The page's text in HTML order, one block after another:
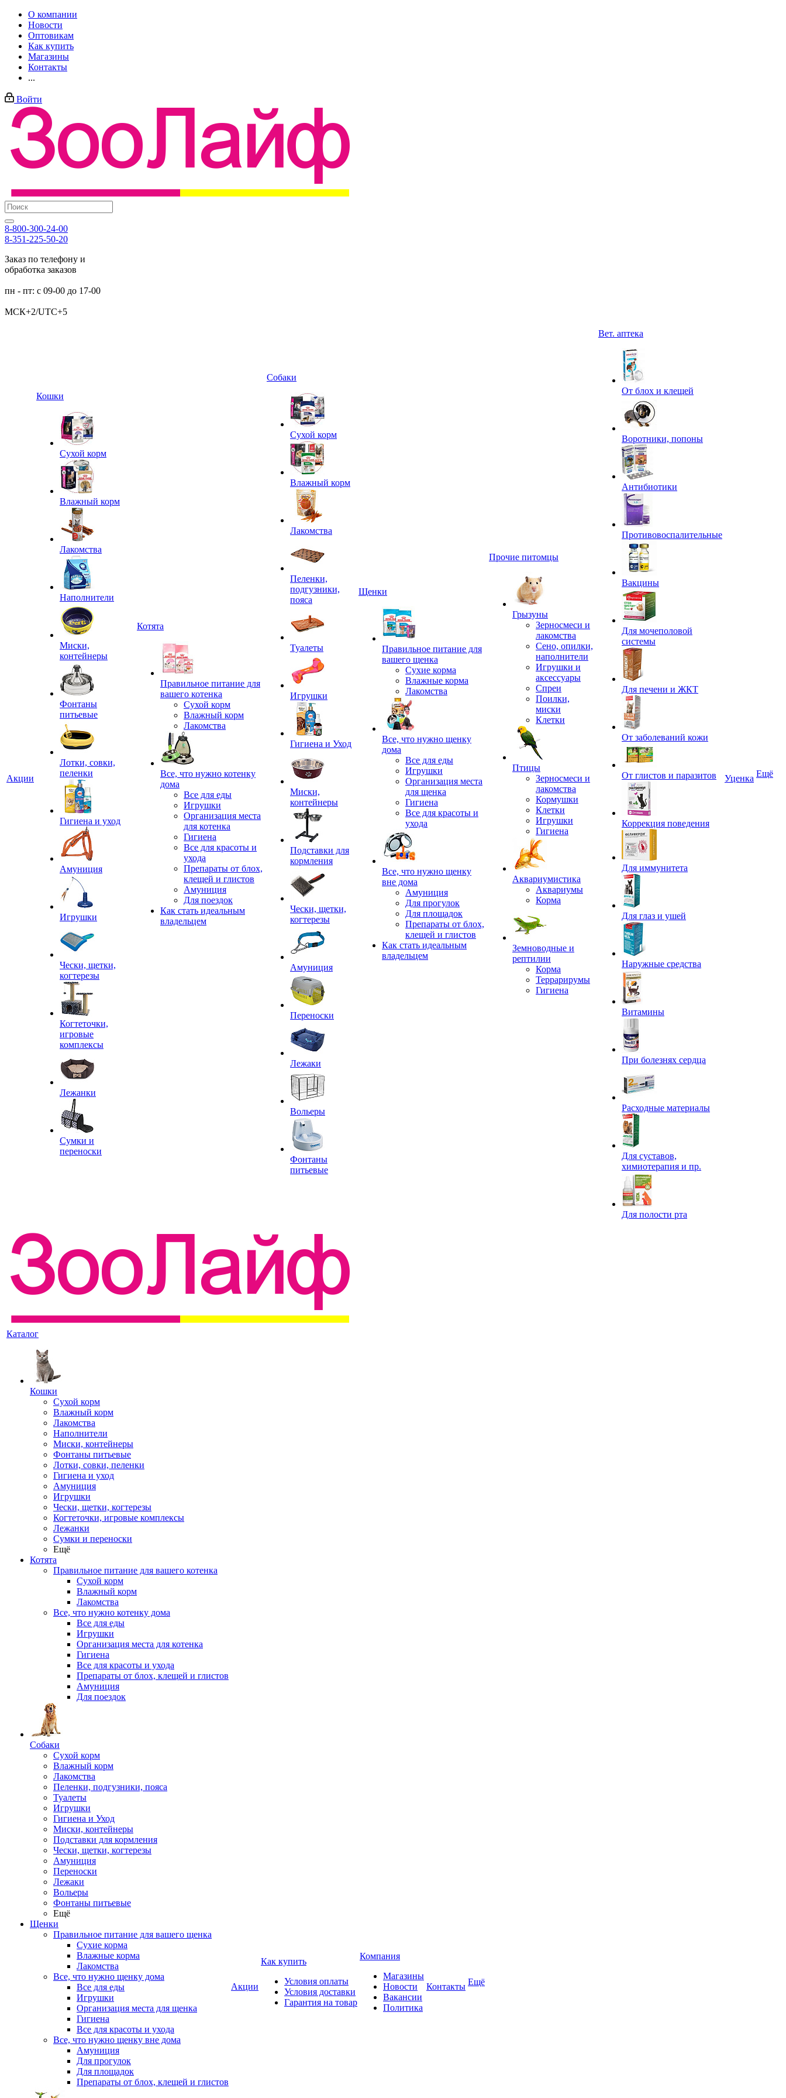
О компании
Новости
Оптовикам
Как купить
Магазины
Контакты
...
Войти
8-800-300-24-00
8-351-225-50-20
Заказ по телефону и
обработка заказов
пн - пт: с 09-00 до 17-00
МСК+2/UTC+5
Акции
Кошки
Сухой корм
Влажный корм
Лакомства
Наполнители
Миски,
контейнеры
Фонтаны
питьевые
Лотки, совки,
пеленки
Гигиена и уход
Амуниция
Игрушки
Чески, щетки,
когтерезы
Когтеточки,
игровые
комплексы
Лежанки
Сумки и
переноски
Котята
Правильное питание для
вашего котенка
Сухой корм
Влажный корм
Лакомства
Все, что нужно котенку
дома
Все для еды
Игрушки
Организация места
для котенка
Гигиена
Все для красоты и
ухода
Препараты от блох,
клещей и глистов
Амуниция
Для поездок
Как стать идеальным
владельцем
Собаки
Сухой корм
Влажный корм
Лакомства
Пеленки,
подгузники,
пояса
Туалеты
Игрушки
Гигиена и Уход
Миски,
контейнеры
Подставки для
кормления
Чески, щетки,
когтерезы
Амуниция
Переноски
Лежаки
Вольеры
Фонтаны
питьевые
Щенки
Правильное питание для
вашего щенка
Сухие корма
Влажные корма
Лакомства
Все, что нужно щенку
дома
Все для еды
Игрушки
Организация места
для щенка
Гигиена
Все для красоты и
ухода
Все, что нужно щенку
вне дома
Амуниция
Для прогулок
Для площадок
Препараты от блох,
клещей и глистов
Как стать идеальным
владельцем
Прочие питомцы
Грызуны
Зерносмеси и
лакомства
Сено, опилки,
наполнители
Игрушки и
аксессуары
Спреи
Поилки,
миски
Клетки
Птицы
Зерносмеси и
лакомства
Кормушки
Клетки
Игрушки
Гигиена
Аквариумистика
Аквариумы
Корма
Земноводные и
рептилии
Корма
Террарирумы
Гигиена
Вет. аптека
От блох и клещей
Воротники, попоны
Антибиотики
Противовоспалительные
Вакцины
Для мочеполовой
системы
Для печени и ЖКТ
От заболеваний кожи
От глистов и паразитов
Коррекция поведения
Для иммунитета
Для глаз и ушей
Наружные средства
Витамины
При болезнях сердца
Расходные материалы
Для суставов,
химиотерапия и пр.
Для полости рта
Уценка Ещё
Каталог
Кошки
Сухой корм
Влажный корм
Лакомства
Наполнители
Миски, контейнеры
Фонтаны питьевые
Лотки, совки, пеленки
Гигиена и уход
Амуниция
Игрушки
Чески, щетки, когтерезы
Когтеточки, игровые комплексы
Лежанки
Сумки и переноски
Ещё
Котята
Правильное питание для вашего котенка
Сухой корм
Влажный корм
Лакомства
Все, что нужно котенку дома
Все для еды
Игрушки
Организация места для котенка
Гигиена
Все для красоты и ухода
Препараты от блох, клещей и глистов
Амуниция
Для поездок
Собаки
Сухой корм
Влажный корм
Лакомства
Пеленки, подгузники, пояса
Туалеты
Игрушки
Гигиена и Уход
Миски, контейнеры
Подставки для кормления
Чески, щетки, когтерезы
Амуниция
Переноски
Лежаки
Вольеры
Фонтаны питьевые
Ещё
Щенки
Правильное питание для вашего щенка
Сухие корма
Влажные корма
Лакомства
Все, что нужно щенку дома
Все для еды
Игрушки
Организация места для щенка
Гигиена
Все для красоты и ухода
Все, что нужно щенку вне дома
Амуниция
Для прогулок
Для площадок
Препараты от блох, клещей и глистов
Акции
Как купить
Условия оплаты
Условия доставки
Гарантия на товар
Компания
Магазины
Новости
Вакансии
Политика
Контакты Ещё